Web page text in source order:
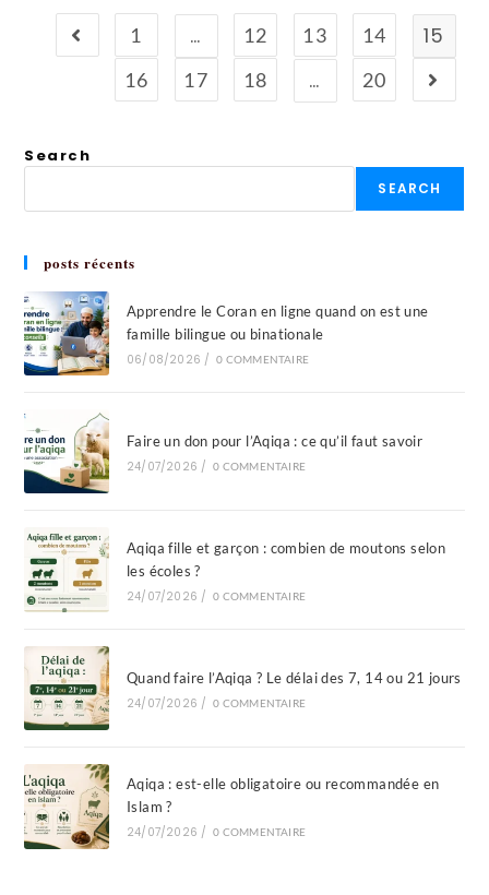
1 … 12 13 14 15
16 17 18 … 20
Search
SEARCH
posts récents
Apprendre le Coran en ligne quand on est une
famille bilingue ou binationale
06/08/2026 / 0 COMMENTAIRE
Faire un don pour l’Aqiqa : ce qu’il faut savoir
24/07/2026 / 0 COMMENTAIRE
Aqiqa fille et garçon : combien de moutons selon
les écoles ?
24/07/2026 / 0 COMMENTAIRE
Quand faire l’Aqiqa ? Le délai des 7, 14 ou 21 jours
24/07/2026 / 0 COMMENTAIRE
Aqiqa : est-elle obligatoire ou recommandée en
Islam ?
24/07/2026 / 0 COMMENTAIRE